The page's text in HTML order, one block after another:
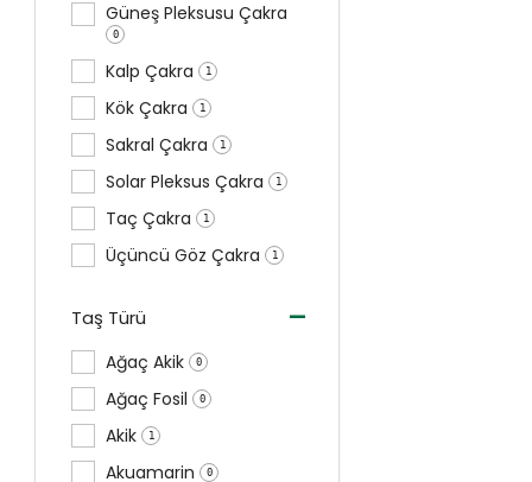
Güneş Pleksusu Çakra
0
Kalp Çakra 1
Kök Çakra 1
Sakral Çakra 1
Solar Pleksus Çakra 1
Taç Çakra 1
Üçüncü Göz Çakra 1
Taş Türü -
Ağaç Akik 0
Ağaç Fosil 0
Akik 1
Akuamarin 0